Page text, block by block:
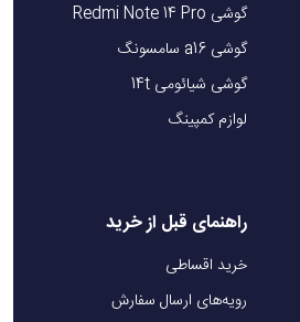
گوشی Redmi Note 14 Pro
گوشی a16 سامسونگ
گوشی شیائومی 14t
لوازم کمپینگ
راهنمای قبل از خرید
خرید اقساطی
رویه‌های ارسال سفارش